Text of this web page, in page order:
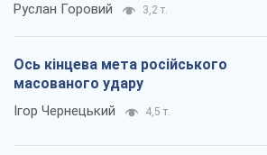
Руслан Горовий 3,2 т.
Ось кінцева мета російського
масованого удару
Ігор Чернецький 4,5 т.